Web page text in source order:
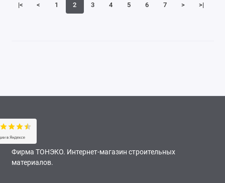
|< < 1 2 3 4 5 6 7 > >|
Фирма ТОНЭКО. Интернет-магазин строительных
материалов.